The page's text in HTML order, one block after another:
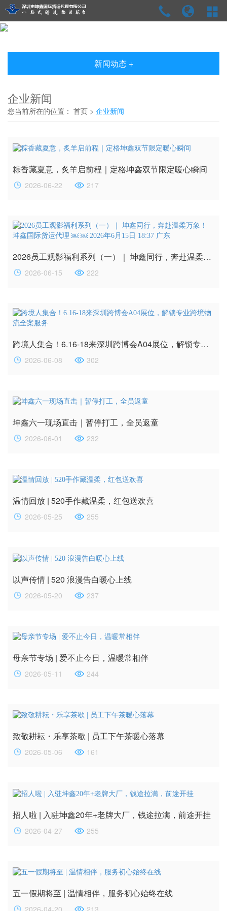
新闻动态 +
企业新闻
您当前所在的位置： 首页 > 企业新闻
粽香藏夏意，炙羊启前程｜定格坤鑫双节限定暖心瞬间
2026-06-22 217
2026员工观影福利系列（一）｜ 坤鑫同行，奔赴温柔万象！ 坤鑫国际货运代理 ￼ ￼ 2026年6月15日 18:37 广东
2026-06-15 222
跨境人集合！6.16-18来深圳跨博会A04展位，解锁专业跨境物流全案服务
2026-06-08 302
坤鑫六一现场直击｜暂停打工，全员返童
2026-06-01 232
温情回放 | 520手作藏温柔，红包送欢喜
2026-05-25 255
以声传情 | 520 浪漫告白暖心上线
2026-05-20 237
母亲节专场 | 爱不止今日，温暖常相伴
2026-05-11 244
致敬耕耘・乐享茶歇 | 员工下午茶暖心落幕
2026-05-06 161
招人啦 | 入驻坤鑫20年+老牌大厂，钱途拉满，前途开挂
2026-04-27 255
五一假期将至 | 温情相伴，服务初心始终在线
2026-04-20 213